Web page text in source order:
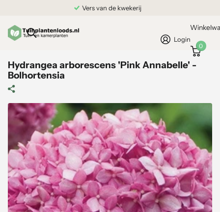
Vers van de kwekerij
Login
0
Hydrangea arborescens 'Pink Annabelle' -
Bolhortensia